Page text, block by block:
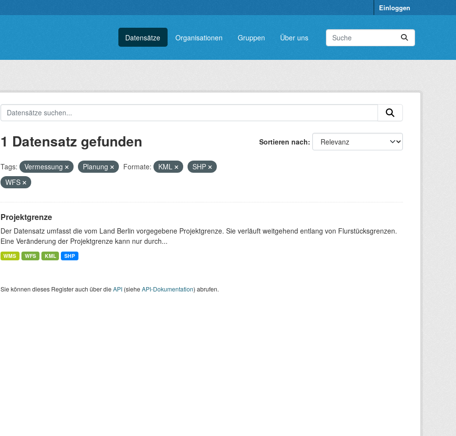
Einloggen
Datensätze Organisationen Gruppen Über uns
Sortieren nach
1 Datensatz gefunden
Tags: Vermessung Planung Formate: KML
SHP
WFS
Projektgrenze
Der Datensatz umfasst die vom Land Berlin vorgegebene Projektgrenze. Sie verläuft weitgehend entlang von Flurstücksgrenzen.
Eine Veränderung der Projektgrenze kann nur durch...
WMS WFS KML SHP
Sie können dieses Register auch über dieAPI(sieheAPI-Dokumentation) abrufen.